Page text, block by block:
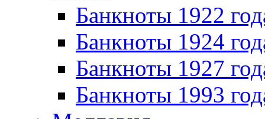
Банкноты 1922
Банкноты 1924
Банкноты 1927
Банкноты 1993